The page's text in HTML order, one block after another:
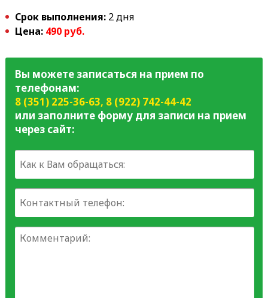
Срок выполнения:2 дня
Цена: 490 руб.
Вы можете записаться на прием по
телефонам:
8 (351) 225-36-63, 8 (922) 742-44-42
или заполните форму для записи на прием
через сайт: